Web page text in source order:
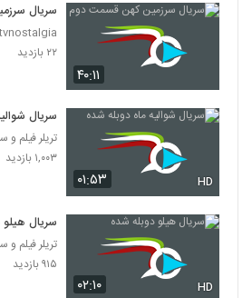
۴۰:۱۱
سریال
۲۲ بازدید
۰۱:۵۳ HD
سریال
تریلر فیلم و
۱,۰۰۳ بازدید
۰۲:۱۰ HD
سریال
تریلر فیلم و
۹۱۵ بازدید